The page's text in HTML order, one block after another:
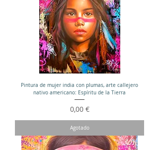
Pintura de mujer india con plumas, arte callejero
nativo americano: Espíritu de la Tierra
Precio
0,00 €
Agotado